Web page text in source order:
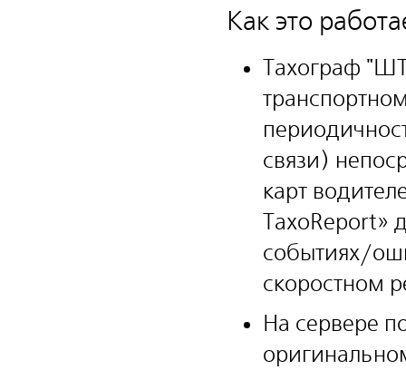
Как это
Тахограф
связи)
карт
ТахоReport»
событиях/
скоростном
На сервере